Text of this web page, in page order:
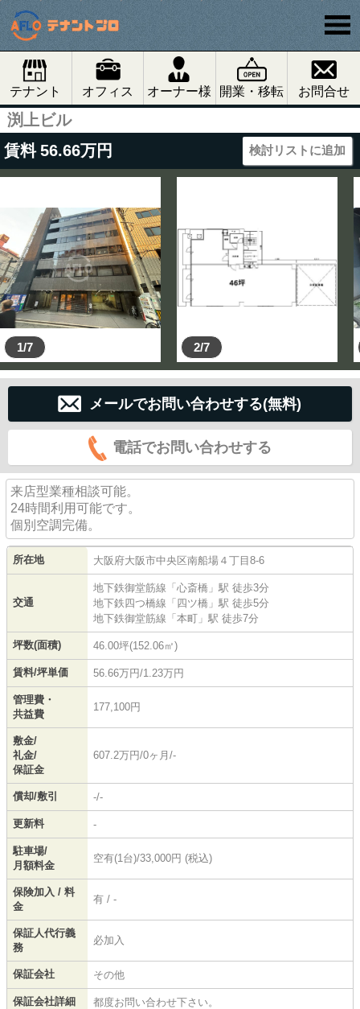
テナント オフィス オーナー様 開業・移転 お問合せ
渕上ビル
賃料 56.66万円 検討リストに追加
1/7 2/7
メールでお問い合わせする(無料)
電話でお問い合わせする
来店型業種相談可能。
24時間利用可能です。
個別空調完備。
所在地 大阪府大阪市中央区南船場 ４丁目8-6
交通
地下鉄御堂筋線 「心斎橋 」駅 徒歩3分
地下鉄四つ橋線 「四ツ橋 」駅 徒歩5分
地下鉄御堂筋線 「本町 」駅 徒歩7分
坪数(面積) 46.00坪(152.06㎡)
賃料/坪単価 56.66万円/1.23万円
管理費・
共益費
177,100円
敷金/
礼金/
保証金
607.2万円/0ヶ月/-
償却/敷引 -/-
更新料 -
駐車場/
月額料金
空有(1台)/33,000円 (税込)
保険加入 / 料
金
有 / -
保証人代行義
務
必加入
保証会社 その他
保証会社詳細 都度お問い合わせ下さい。